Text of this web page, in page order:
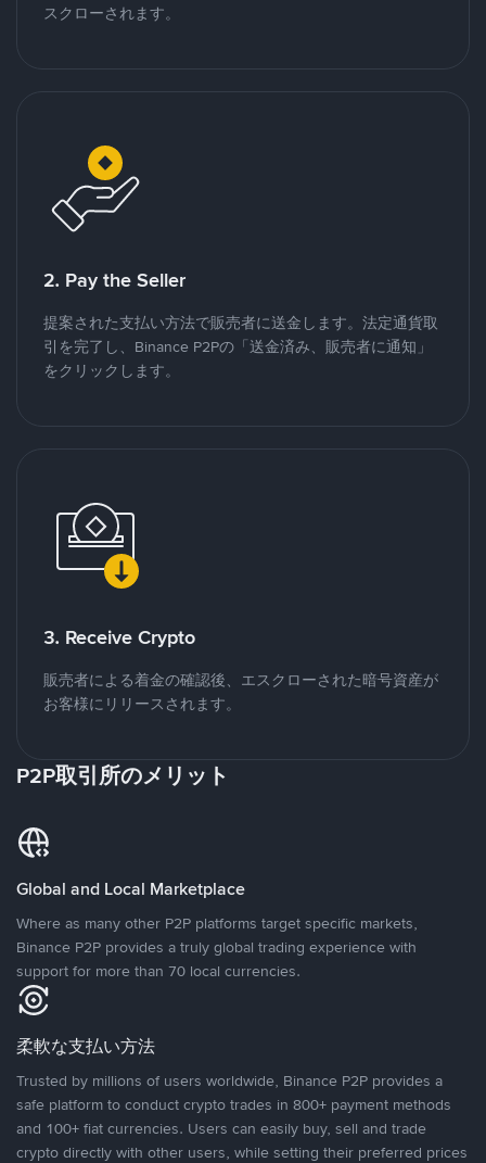
スクローされます。
2. Pay the Seller
提案された支払い方法で販売者に送金します。法定通貨取
引を完了し、Binance P2Pの「送金済み、販売者に通知」
をクリックします。
3. Receive Crypto
販売者による着金の確認後、エスクローされた暗号資産が
お客様にリリースされます。
P2P取引所のメリット
Global and Local Marketplace
Where as many other P2P platforms target specific markets,
Binance P2P provides a truly global trading experience with
support for more than 70 local currencies.
柔軟な支払い方法
Trusted by millions of users worldwide, Binance P2P provides a
safe platform to conduct crypto trades in 800+ payment methods
and 100+ fiat currencies. Users can easily buy, sell and trade
crypto directly with other users, while setting their preferred prices